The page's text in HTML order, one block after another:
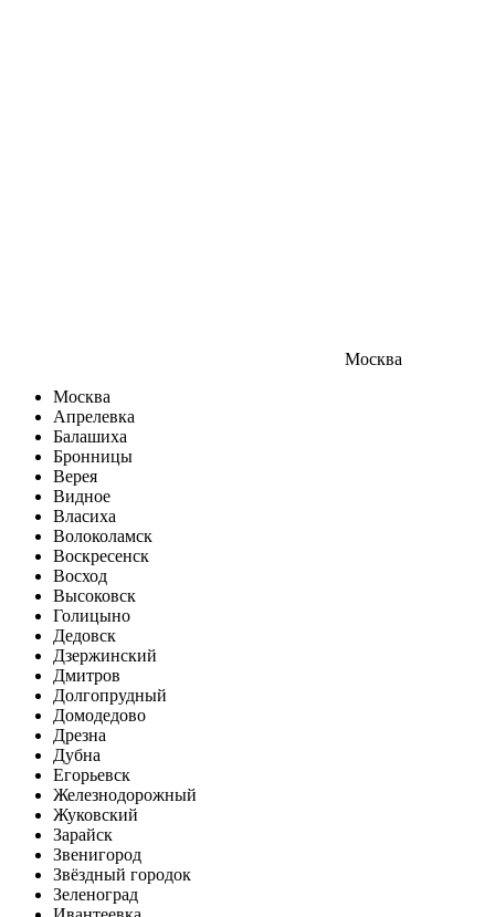
Москва
Москва
Апрелевка
Балашиха
Бронницы
Верея
Видное
Власиха
Волоколамск
Воскресенск
Восход
Высоковск
Голицыно
Дедовск
Дзержинский
Дмитров
Долгопрудный
Домодедово
Дрезна
Дубна
Егорьевск
Железнодорожный
Жуковский
Зарайск
Звенигород
Звёздный городок
Зеленоград